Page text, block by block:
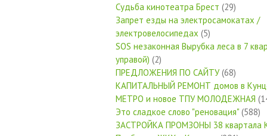
Судьба кинотеатра Брест (29)
Запрет езды на электросамокатах /
электровелосипедах (5)
SOS незаконная Вырубка леса в 7
управой) (2)
ПРЕДЛОЖЕНИЯ ПО САЙТУ(68)
КАПИТАЛЬНЫЙ РЕМОНТ домов в
МЕТРО и новое ТПУ МОЛОДЕЖНАЯ
Это сладкое слово "реновация" (588)
ЗАСТРОЙКА ПРОМЗОНЫ 38 квартала